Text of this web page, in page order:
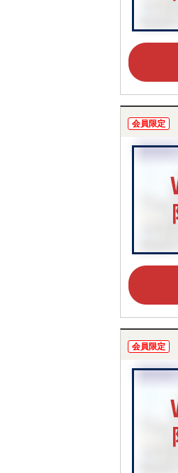
会員限定
会員限定